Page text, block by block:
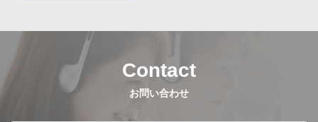
Contact
お問い合わせ